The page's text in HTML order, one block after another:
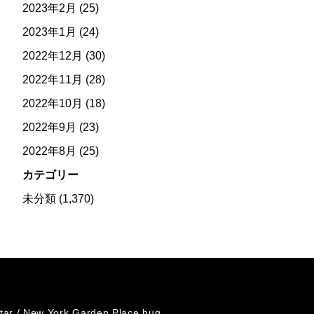
2023年2月 (25)
2023年1月 (24)
2022年12月 (30)
2022年11月 (28)
2022年10月 (18)
2022年9月 (23)
2022年8月 (25)
カテゴリー
未分類(1,370)